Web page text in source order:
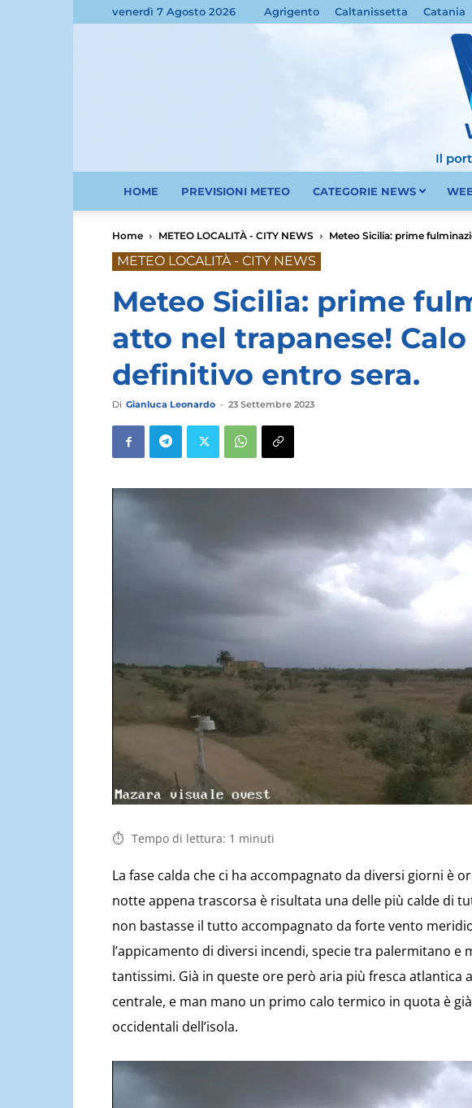
venerdì 7 Agosto 2026 Agrigento Caltanissetta Catania
HOME PREVISIONI METEO CATEGORIE NEWS
Home METEO LOCALITÀ - CITY NEWS Meteo Sicilia: prime
METEO LOCALITÀ - CITY NEWS
Meteo Sicilia: prime
atto nel trapanese!
definitivo entro sera.
Di Gianluca Leonardo - 23 Settembre 2023
Tempo di lettura: 1 minuti
La fase calda che ci ha accompagnato da diversi giorni è
notte appena trascorsa è risultata una delle più calde di
non bastasse il tutto accompagnato da forte vento
l’appicamento di diversi incendi, specie tra palermitano e
tantissimi. Già in queste ore però aria più fresca atlantica
centrale, e man mano un primo calo termico in quota è
occidentali dell’isola.